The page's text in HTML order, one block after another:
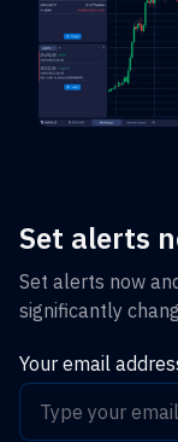
Set alerts
Set alerts now
significantly
Your email